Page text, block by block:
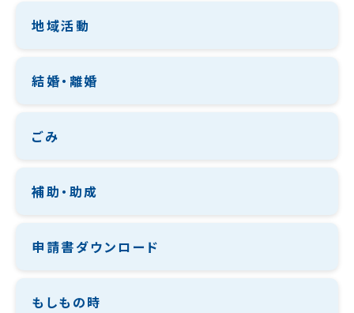
地域活動
結婚・離婚
ごみ
補助・助成
申請書ダウンロード
もしもの時